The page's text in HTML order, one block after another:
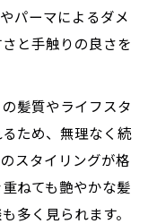
パーマによるダメ
と手触りの良さを
髪質やライフスタ
ため、無理なく続
スタイリングが格
ねても艶やかな髪
多く見られます。